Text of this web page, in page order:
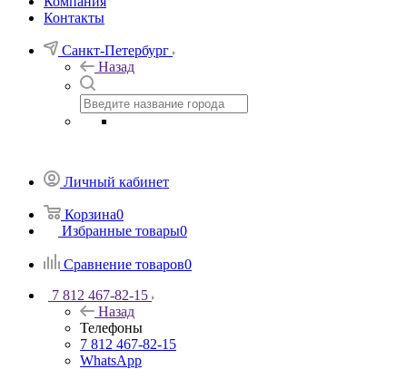
Контакты
Санкт-Петербург
Назад
Личный кабинет
Корзина0
Избранные товары0
Сравнение товаров0
7 812 467-82-15
Назад
Телефоны
7 812 467-82-15
WhatsApp